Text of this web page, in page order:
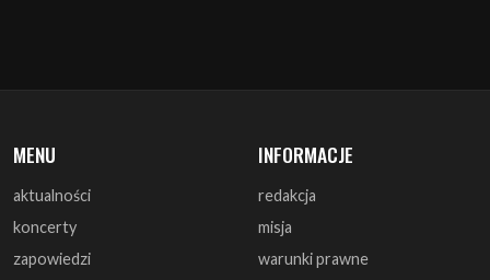
MENU
aktualności
koncerty
zapowiedzi
INFORMACJE
redakcja
misja
warunki prawne